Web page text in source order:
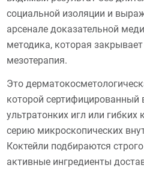
социальной изоляции и
арсенале доказательной
методика, которая
мезотерапия.
Это
которой
ультратонких игл или
серию микроскопических
Коктейли подбираются
активные ингредиенты